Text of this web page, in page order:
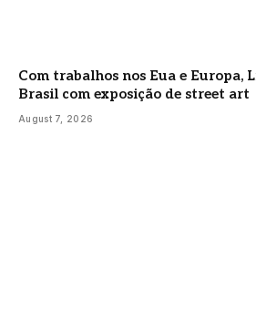
Com trabalhos nos Eua e Europa,
Brasil com exposição de street art
August 7, 2026